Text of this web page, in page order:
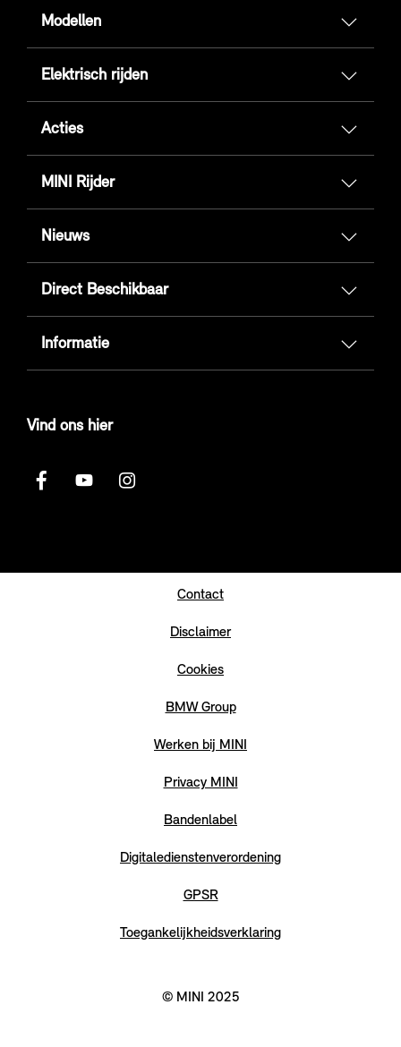
Modellen
Elektrisch rijden
Acties
MINI Rijder
Nieuws
Direct Beschikbaar
Informatie
Vind ons hier
Contact
Disclaimer
Cookies
BMW Group
Werken bij MINI
Privacy MINI
Bandenlabel
Digitaledienstenverordening
GPSR
Toegankelijkheidsverklaring
© MINI 2025